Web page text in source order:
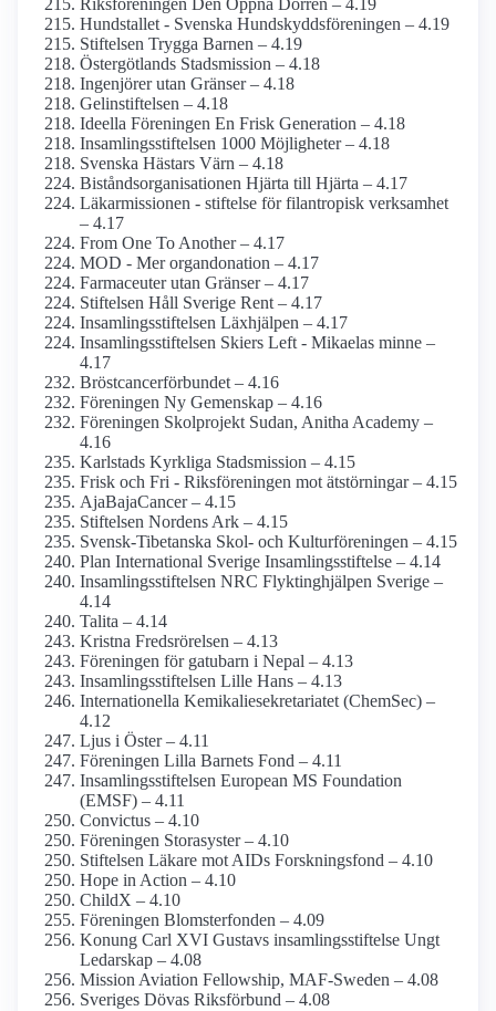
Riksföreningen Den Öppna Dörren – 4.19
Hundstallet - Svenska Hundskydds­föreningen – 4.19
Stiftelsen Trygga Barnen – 4.19
Östergötlands Stadsmission – 4.18
Ingenjörer utan Gränser – 4.18
Gelinstiftelsen – 4.18
Ideella Föreningen En Frisk Generation – 4.18
Insamlingsstiftelsen 1000 Möjligheter – 4.18
Svenska Hästars Värn – 4.18
Bistånds­organisationen Hjärta till Hjärta – 4.17
Läkarmissionen - stiftelse för filantropisk verksamhet
– 4.17
From One To Another – 4.17
MOD - Mer organ­donation – 4.17
Farmaceuter utan Gränser – 4.17
Stiftelsen Håll Sverige Rent – 4.17
Insamlings­stiftelsen Läxhjälpen – 4.17
Insamlings­stiftelsen Skiers Left - Mikaelas minne –
4.17
Bröstcancer­förbundet – 4.16
Föreningen Ny Gemenskap – 4.16
Föreningen Skolprojekt Sudan, Anitha Academy –
4.16
Karlstads Kyrkliga Stadsmission – 4.15
Frisk och Fri - Riksföreningen mot ätstörningar – 4.15
AjaBajaCancer – 4.15
Stiftelsen Nordens Ark – 4.15
Svensk-Tibetanska Skol- och Kulturföreningen – 4.15
Plan International Sverige Insamlings­stiftelse – 4.14
Insamlings­stiftelsen NRC Flyktinghjälpen Sverige –
4.14
Talita – 4.14
Kristna Fredsrörelsen – 4.13
Föreningen för gatubarn i Nepal – 4.13
Insamlings­stiftelsen Lille Hans – 4.13
Internationella Kemikalie­sekretariatet (ChemSec) –
4.12
Ljus i Öster – 4.11
Föreningen Lilla Barnets Fond – 4.11
Insamlings­stiftelsen European MS Foundation
(EMSF) – 4.11
Convictus – 4.10
Föreningen Storasyster – 4.10
Stiftelsen Läkare mot AIDs Forsknings­fond – 4.10
Hope in Action – 4.10
ChildX – 4.10
Föreningen Blomster­fonden – 4.09
Konung Carl XVI Gustavs insamlings­stiftelse Ungt
Ledarskap – 4.08
Mission Aviation Fellowship, MAF-Sweden – 4.08
Sveriges Dövas Riksförbund – 4.08